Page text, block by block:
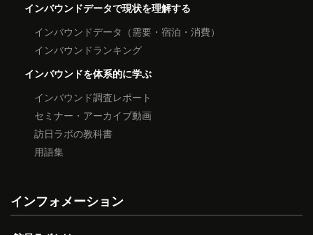
インバウンドデータで現状を理解する
インバウンドデータ（需要・宿泊・消費）
インバウンドランキング
インバウンドを体系的に学ぶ
インバウンド調査レポート
セミナー・アーカイブ動画
訪日ラボの教科書
用語集
インフォメーション